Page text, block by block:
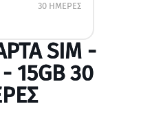
30 ΗΜΕΡΕΣ
SIM -
15GB 30